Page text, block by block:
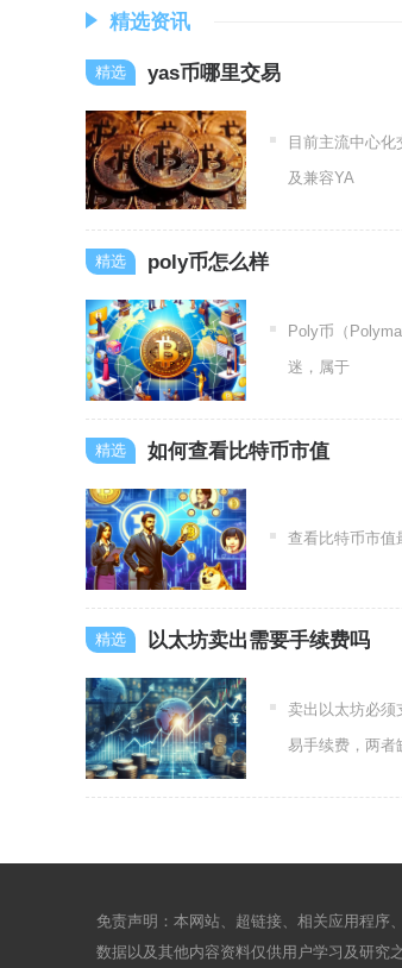
精选资讯
yas币哪里交易
目前主流中心
及兼容YA
poly币怎么样
Poly币（
迷，属于
如何查看比特币市值
查看比特币市值
以太坊卖出需要手续费吗
卖出以太坊必须
易手续费，两者
免责声明：本网站、超链接、相关应用程序
数据以及其他内容资料仅供用户学习及研究